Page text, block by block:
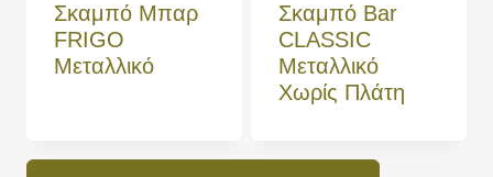
Σκαμπό Μπαρ
FRIGO
Μεταλλικό
Σκαμπό Bar
CLASSIC
Μεταλλικό
Χωρίς Πλάτη